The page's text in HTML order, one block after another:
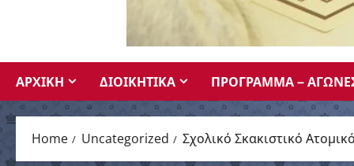
ΑΡΧΙΚΗ ΔΙΟΙΚΗΤΙΚΑ ΠΡΟΓΡΑΜΜΑ –
Home Uncategorized Σχολικό Σκακιστικό